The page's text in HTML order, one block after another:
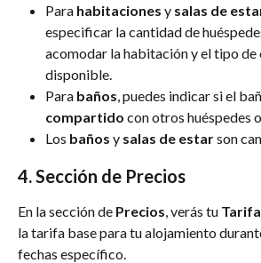
Para habitaciones y salas de
especificar la cantidad de
acomodar la habitación y el tipo de
disponible.
Para baños, puedes indicar si el
compartido con otros huéspedes
Los baños y salas de estar son
4. Sección de Precios
En la sección de Precios , verás tu
la tarifa base para tu alojamiento
fechas específico.